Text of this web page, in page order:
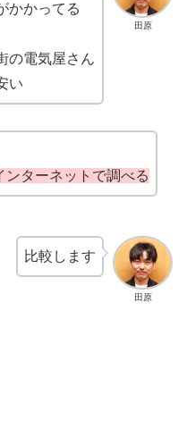
田原
かかってる
の電気屋さん
い
ンターネットで調べる
田原
比較します